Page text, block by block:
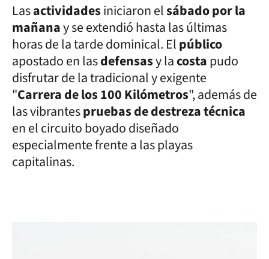
Lasactividadesiniciaron elsábado por la
mañanay se extendió hasta las últimas
horas de la tarde dominical. Elpúblico
apostado en lasdefensasy lacostapudo
disfrutar de la tradicional y exigente
"Carrera de los 100 Kilómetros", además de
las vibrantespruebas de destreza técnica
en el circuito boyado diseñado
especialmente frente a las playas
capitalinas.